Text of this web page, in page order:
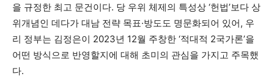
을 규정한 최고 문건이다. 당 우위 체제의 특성상 ‘헌법’보다 상
위개념인 데다가 대남 전략 목표·방도도 명문화되어 있어, 우
리 정부는 김정은이 2023년 12월 주창한 ‘적대적 2국가론’을
어떤 방식으로 반영할지에 대해 초미의 관심을 가지고 주목했
다.